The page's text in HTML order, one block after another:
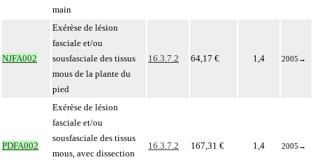
main
NJFA002
Exérèse de lésion
fasciale et/ou
sousfasciale des tissus
mous de la plante du
pied
16.3.7.2 64,17 € 1,4 2005 →
PDFA002
Exérèse de lésion
fasciale et/ou
sousfasciale des tissus
mous, avec dissection
16.3.7.2 167,31 € 1,4 2005 →